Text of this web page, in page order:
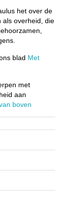
het over de
als overheid, die
blad Met
met
aan
boven